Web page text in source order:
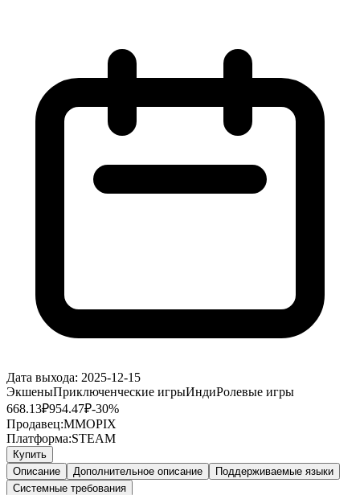
Дата выхода: 2025-12-15
ЭкшеныПриключенческие игрыИндиРолевые игры
668.13₽954.47₽-30%
Продавец:MMOPIX
Платформа:STEAM
Купить
Описание
Дополнительное описание
Поддерживаемые языки
Системные требования